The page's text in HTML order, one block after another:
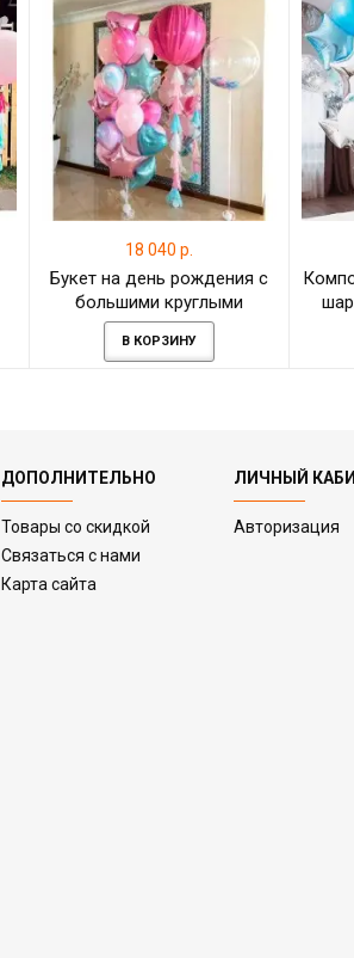
18 040 р.
Букет на день рождения с
большими круглыми
шарами
В КОРЗИНУ
ДОПОЛНИТЕЛЬНО
Товары со скидкой
Связаться с нами
Карта сайта
ЛИЧНЫЙ
Авторизация